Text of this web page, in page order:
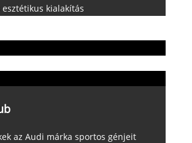
esztétikus kialakítás
az Audi márka sportos génjeit